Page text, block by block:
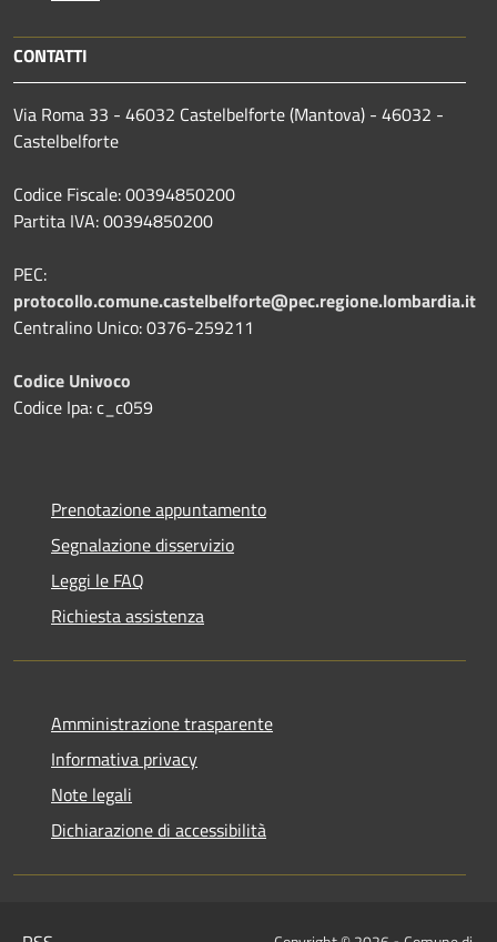
CONTATTI
Via Roma 33 - 46032 Castelbelforte (Mantova) - 46032 -
Castelbelforte
Codice Fiscale: 00394850200
Partita IVA: 00394850200
PEC:
protocollo.comune.castelbelforte@pec.regione.lombardia.it
Centralino Unico: 0376-259211
Codice Univoco
Codice Ipa: c_c059
Prenotazione appuntamento
Segnalazione disservizio
Leggi le FAQ
Richiesta assistenza
Amministrazione trasparente
Informativa privacy
Note legali
Dichiarazione di accessibilità